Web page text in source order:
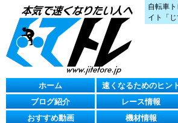
自転車
イト「じ
ホーム
速くなるためのヒン
ブログ紹介
レース情報
おすすめ動画
機材情報